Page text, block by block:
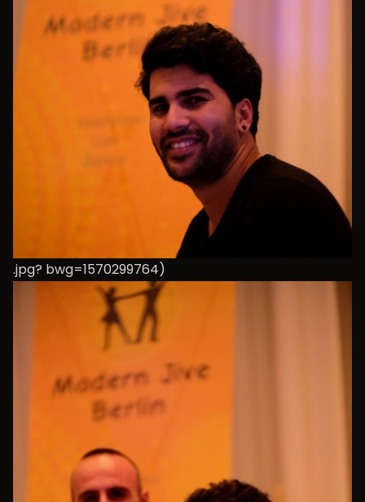
.jpg? bwg=1570299764)